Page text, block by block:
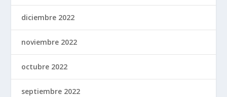
diciembre 2022
noviembre 2022
octubre 2022
septiembre 2022